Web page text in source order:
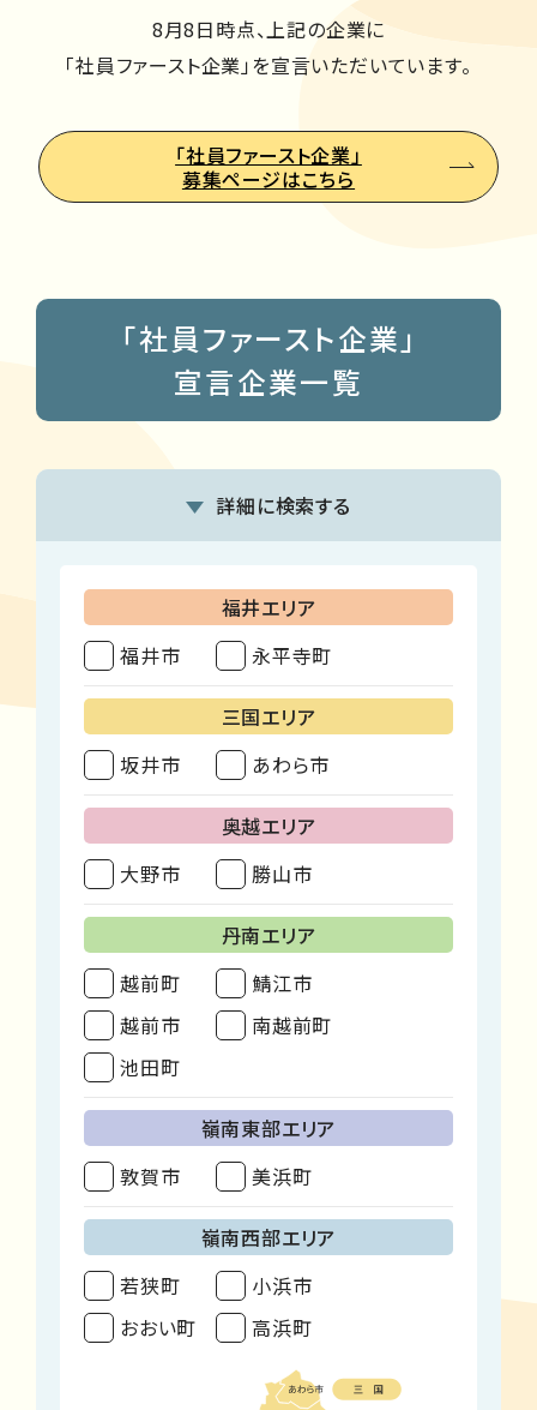
8月8日時点、上記の企業に
「社員ファースト企業」を宣言いただいています。
「社員ファースト企業」
募集ページはこちら
「社員ファースト企業」
宣言企業一覧
詳細に検索する
福井エリア
福井市
永平寺町
三国エリア
坂井市
あわら市
奥越エリア
大野市
勝山市
丹南エリア
越前町
鯖江市
越前市
南越前町
池田町
嶺南東部エリア
敦賀市
美浜町
嶺南西部エリア
若狭町
小浜市
おおい町
高浜町